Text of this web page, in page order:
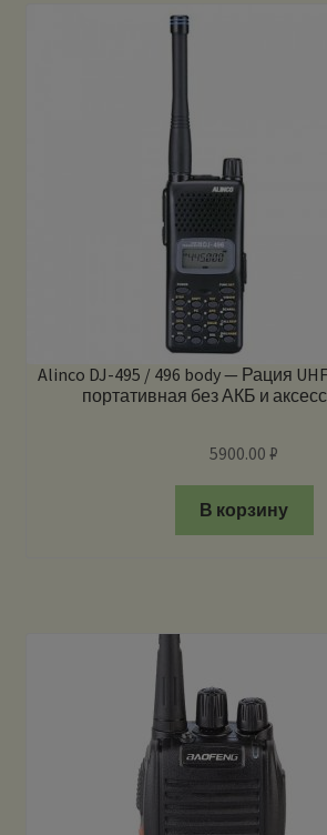
Alinco DJ-495 / 496 body — Рация
портативная без АКБ и
5900.00₽
В корзину